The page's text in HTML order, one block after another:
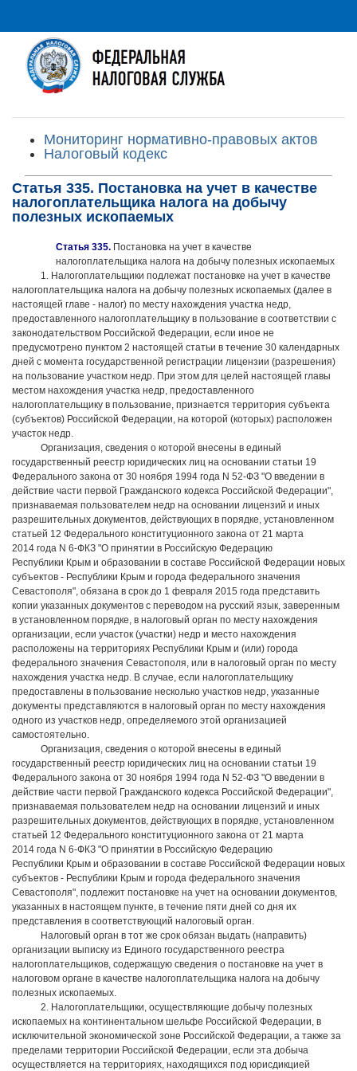
Мониторинг нормативно-правовых актов
Налоговый кодекс
Статья 335. Постановка на учет в качестве
налогоплательщика налога на добычу
полезных ископаемых
Статья 335. Постановка на учет в качестве
налогоплательщика налога на добычу полезных ископаемых
1. Налогоплательщики подлежат постановке на учет в качестве
налогоплательщика налога на добычу полезных ископаемых (далее в
настоящей главе - налог) по месту нахождения участка недр,
предоставленного налогоплательщику в пользование в соответствии с
законодательством Российской Федерации, если иное не
предусмотрено пунктом 2 настоящей статьи в течение 30 календарных
дней с момента государственной регистрации лицензии (разрешения)
на пользование участком недр. При этом для целей настоящей главы
местом нахождения участка недр, предоставленного
налогоплательщику в пользование, признается территория субъекта
(субъектов) Российской Федерации, на которой (которых) расположен
участок недр.
Организация, сведения о которой внесены в единый
государственный реестр юридических лиц на основании статьи 19
Федерального закона от 30 ноября 1994 года N 52-ФЗ "О введении в
действие части первой Гражданского кодекса Российской Федерации",
признаваемая пользователем недр на основании лицензий и иных
разрешительных документов, действующих в порядке, установленном
статьей 12 Федерального конституционного закона от 21 марта
2014 года N 6-ФКЗ "О принятии в Российскую Федерацию
Республики Крым и образовании в составе Российской Федерации новых
субъектов - Республики Крым и города федерального значения
Севастополя", обязана в срок до 1 февраля 2015 года представить
копии указанных документов с переводом на русский язык, заверенным
в установленном порядке, в налоговый орган по месту нахождения
организации, если участок (участки) недр и место нахождения
расположены на территориях Республики Крым и (или) города
федерального значения Севастополя, или в налоговый орган по месту
нахождения участка недр. В случае, если налогоплательщику
предоставлены в пользование несколько участков недр, указанные
документы представляются в налоговый орган по месту нахождения
одного из участков недр, определяемого этой организацией
самостоятельно.
Организация, сведения о которой внесены в единый
государственный реестр юридических лиц на основании статьи 19
Федерального закона от 30 ноября 1994 года N 52-ФЗ "О введении в
действие части первой Гражданского кодекса Российской Федерации",
признаваемая пользователем недр на основании лицензий и иных
разрешительных документов, действующих в порядке, установленном
статьей 12 Федерального конституционного закона от 21 марта
2014 года N 6-ФКЗ "О принятии в Российскую Федерацию
Республики Крым и образовании в составе Российской Федерации новых
субъектов - Республики Крым и города федерального значения
Севастополя", подлежит постановке на учет на основании документов,
указанных в настоящем пункте, в течение пяти дней со дня их
представления в соответствующий налоговый орган.
Налоговый орган в тот же срок обязан выдать (направить)
организации выписку из Единого государственного реестра
налогоплательщиков, содержащую сведения о постановке на учет в
налоговом органе в качестве налогоплательщика налога на добычу
полезных ископаемых.
2. Налогоплательщики, осуществляющие добычу полезных
ископаемых на континентальном шельфе Российской Федерации, в
исключительной экономической зоне Российской Федерации, а также за
пределами территории Российской Федерации, если эта добыча
осуществляется на территориях, находящихся под юрисдикцией